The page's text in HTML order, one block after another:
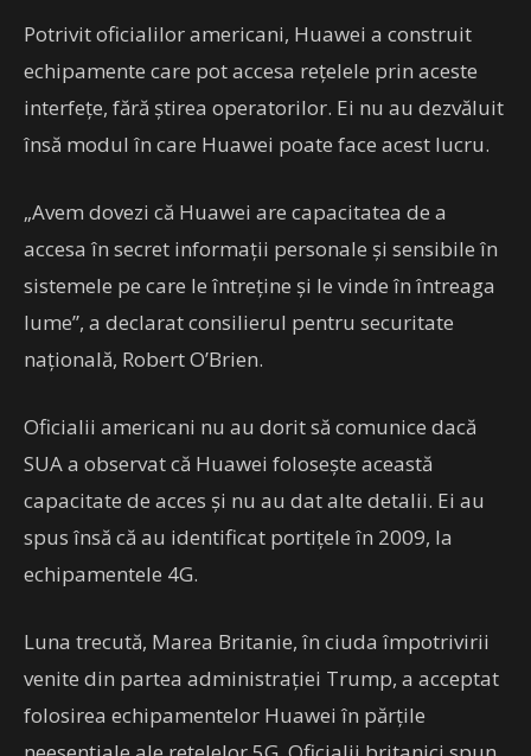
Potrivit oficialilor americani, Huawei a construit
echipamente care pot accesa reţelele prin aceste
interfeţe, fără ştirea operatorilor. Ei nu au dezvăluit
însă modul în care Huawei poate face acest lucru.
„Avem dovezi că Huawei are capacitatea de a
accesa în secret informaţii personale şi sensibile în
sistemele pe care le întreţine şi le vinde în întreaga
lume”, a declarat consilierul pentru securitate
naţională, Robert O’Brien.
Oficialii americani nu au dorit să comunice dacă
SUA a observat că Huawei folosește această
capacitate de acces și nu au dat alte detalii. Ei au
spus însă că au identificat portiţele în 2009, la
echipamentele 4G.
Luna trecută, Marea Britanie, în ciuda împotrivirii
venite din partea administraţiei Trump, a acceptat
folosirea echipamentelor Huawei în părţile